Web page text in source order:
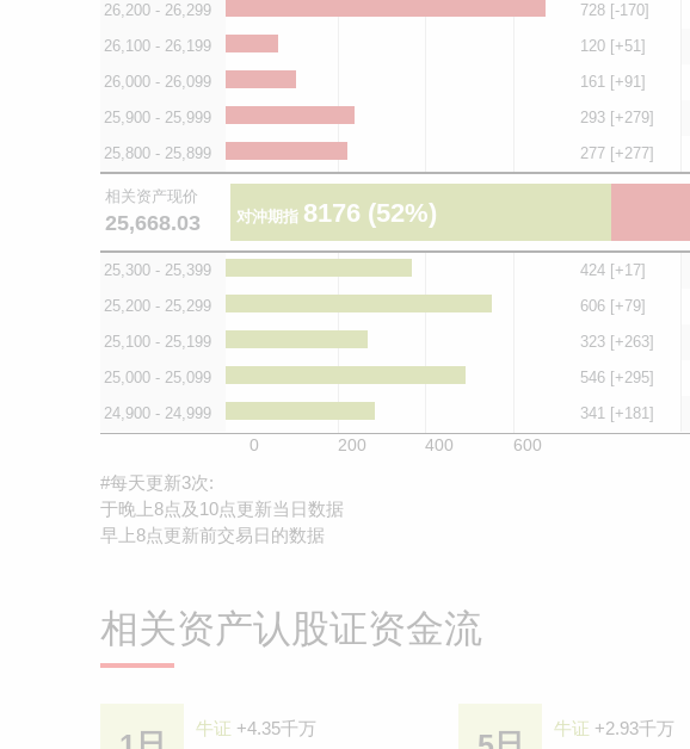
26,200 - 26,299 728 [-170]
26,100 - 26,199
120 [+51]
26,000 - 26,099
161 [+91]
25,900 - 25,999
293 [+279]
25,800 - 25,899
277 [+277]
相关资产现价
25,668.03 对沖期指 8176 (52%)
25,300 - 25,399 424 [+17]
25,200 - 25,299
606 [+79]
25,100 - 25,199
323 [+263]
25,000 - 25,099
546 [+295]
24,900 - 24,999
341 [+181]
0 200 400 600
#每天更新3次:
于晚上8点及10点更新当日数据
早上8点更新前交易日的数据
相关资产认股证资金流
牛证 +4.35千万
牛证 +2.93千万